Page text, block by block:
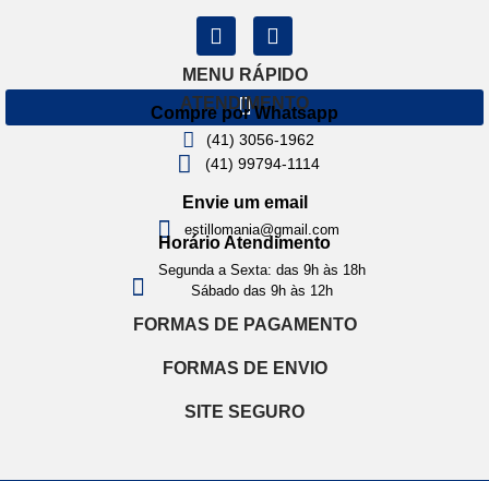
MENU RÁPIDO
ATENDIMENTO
Compre por Whatsapp
(41) 3056-1962
(41) 99794-1114
Envie um email
estillomania@gmail.com
Horário Atendimento
Segunda a Sexta: das 9h às 18h
Sábado das 9h às 12h
FORMAS DE PAGAMENTO
FORMAS DE ENVIO
SITE SEGURO